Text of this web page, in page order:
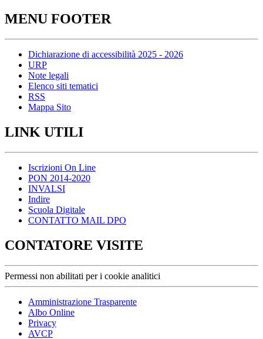
MENU FOOTER
Dichiarazione di accessibilità 2025 - 2026
URP
Note legali
Elenco siti tematici
RSS
Mappa Sito
LINK UTILI
Iscrizioni On Line
PON 2014-2020
INVALSI
Indire
Scuola Digitale
CONTATTO MAIL DPO
CONTATORE VISITE
Permessi non abilitati per i cookie analitici
Amministrazione Trasparente
Albo Online
Privacy
AVCP